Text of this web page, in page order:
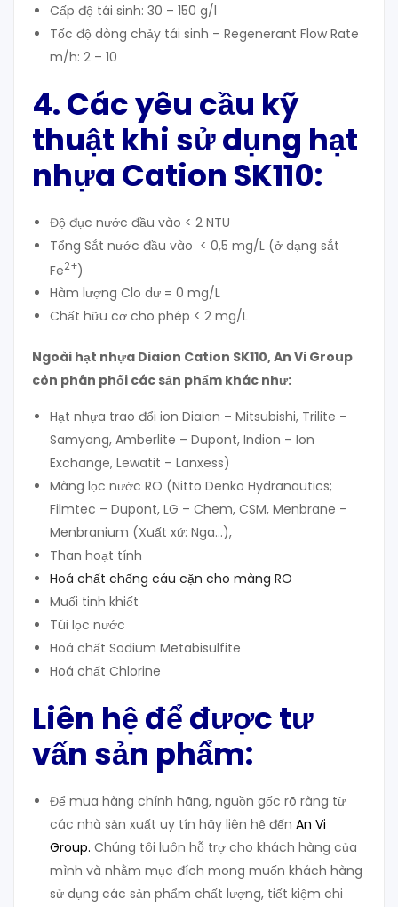
Cấp độ tái sinh: 30 – 150 g/l
Tốc độ dòng chảy tái sinh – Regenerant Flow Rate
m/h: 2 – 10
4. Các yêu cầu kỹ
thuật khi sử dụng hạt
nhựa Cation SK110:
Độ đục nước đầu vào < 2 NTU
Tổng Sắt nước đầu vào < 0,5 mg/L (ở dạng sắt
Fe2+)
Hàm lượng Clo dư = 0 mg/L
Chất hữu cơ cho phép < 2 mg/L
Ngoài hạt nhựa Diaion Cation SK110, An Vi Group
còn phân phối các sản phẩm khác như:
Hạt nhựa trao đổi ion Diaion – Mitsubishi, Trilite –
Samyang, Amberlite – Dupont, Indion – Ion
Exchange, Lewatit – Lanxess)
Màng lọc nước RO (Nitto Denko Hydranautics;
Filmtec – Dupont, LG – Chem, CSM, Menbrane –
Menbranium (Xuất xứ: Nga…),
Than hoạt tính
Hoá chất chống cáu cặn cho màng RO
Muối tinh khiết
Túi lọc nước
Hoá chất Sodium Metabisulfite
Hoá chất Chlorine
Liên hệ để được tư
vấn sản phẩm:
Để mua hàng chính hãng, nguồn gốc rõ ràng từ
các nhà sản xuất uy tín hãy liên hệ đến An Vi
Group. Chúng tôi luôn hỗ trợ cho khách hàng của
mình và nhằm mục đích mong muốn khách hàng
sử dụng các sản phẩm chất lượng, tiết kiệm chi